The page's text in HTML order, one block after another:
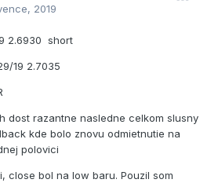
2019
2.6930 short
2.7035
dost razantne nasledne celkom slusny
kde bolo znovu odmietnutie na
polovici
close bol na low baru. Pouzil som